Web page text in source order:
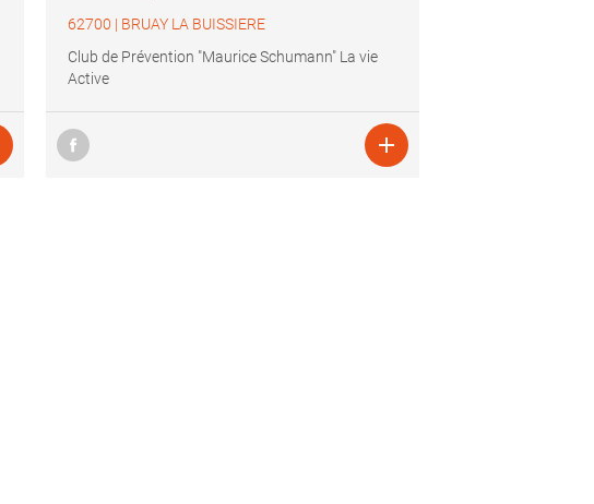
62700 | BRUAY LA BUISSIERE
Club de Prévention "Maurice Schumann" La vie
Active
